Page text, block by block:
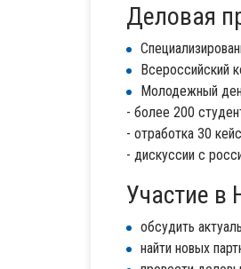
Деловая
Всероссийский
Молодежный
- более 200
- отработка 30
- дискуссии с
Участие в
обсудить
найти новых